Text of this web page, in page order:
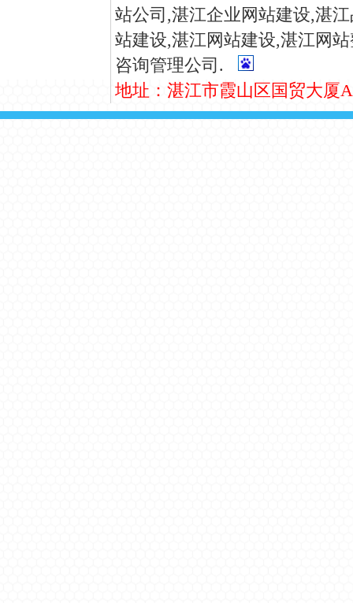
站公司,湛江企业网站建设,湛江
站建设,湛江网站建设,湛江网
咨询管理公司.
地址：湛江市霞山区国贸大厦